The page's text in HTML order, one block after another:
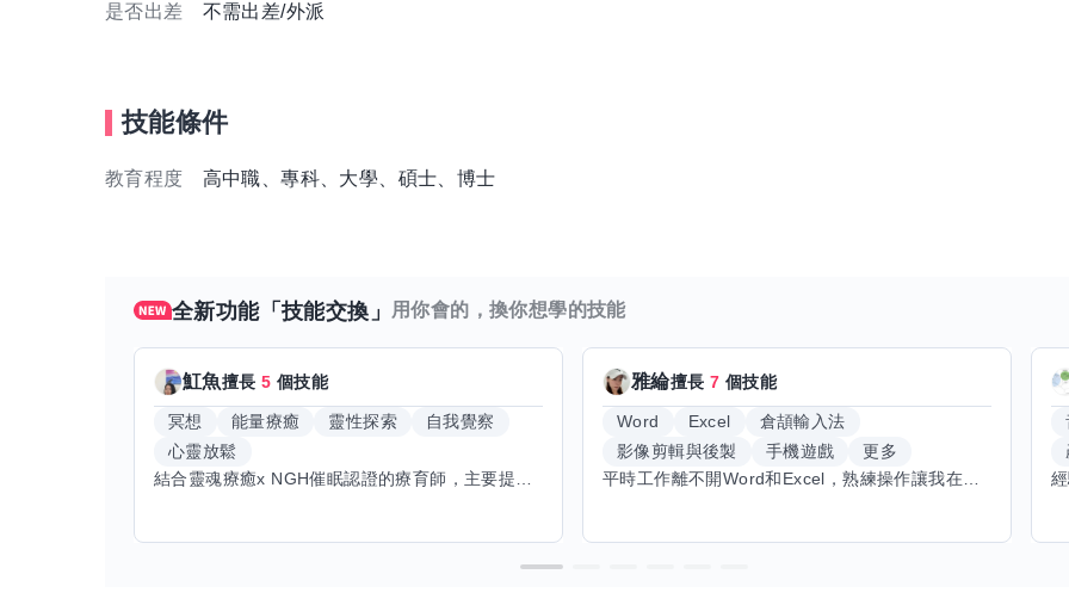
是否出差 不需出差/外派
技能條件
教育程度 高中職、專科、大學、碩士、博士
全新功能「技能交換」 用你會的，換你想學的技能
魟魚擅長5 個技能
冥想 能量療癒 靈性探索
自我覺察
心靈放鬆
結合靈魂療癒x NGH催眠認證的療育師，主要提供潛意識探索和靈魂導向的催眠療育。你會全程100%清醒跟我對話。
雅綸擅長7 個技能
Word Excel
倉頡輸入法
影像剪輯與後製
手機遊戲
更多
平時工作離不開Word和Excel，熟練操作讓我在文件整理和數據處理上都得心應手，還能用倉頡輸入法快速打字。近期想挑戰英文學習，希望能透過交換技能一起進步！如果你英文流利，需要中文或電腦技巧輔助，歡迎找我搭檔，咱們一起歡樂學習，互相激勵，成為彼此的學習小夥伴！